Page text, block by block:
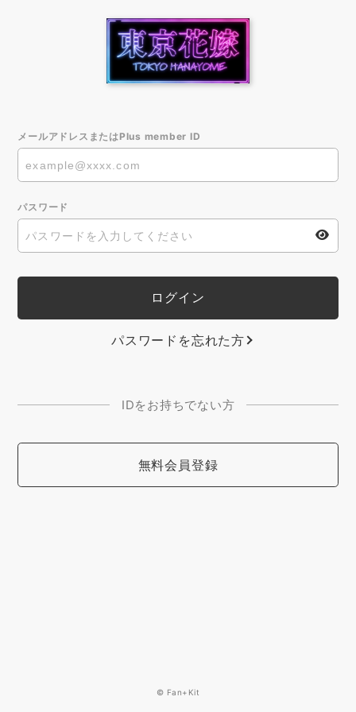
メールアドレスまたはPlus member ID
パスワード
パスワードを忘れた方
IDをお持ちでない方
無料会員登録
© Fan+Kit